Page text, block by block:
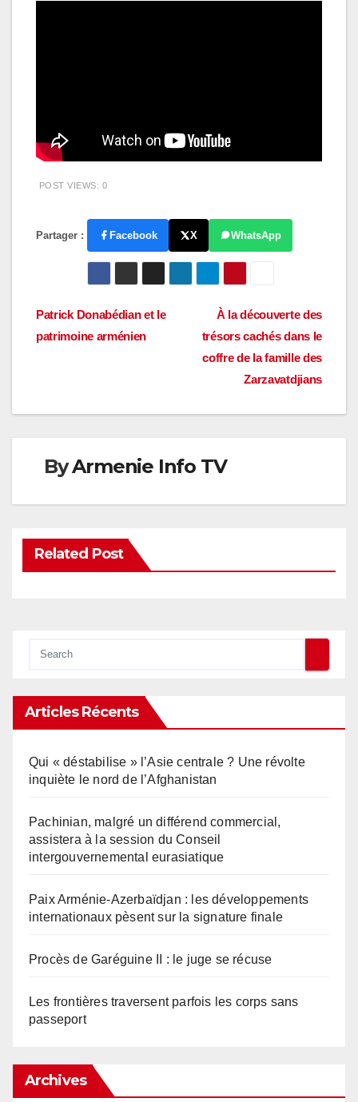
POST VIEWS: 0
Partager : Facebook X WhatsApp
Navigation
de
À la découverte des
trésors cachés dans le
coffre de la famille des
Zarzavatdjians
Patrick Donabédian et le
patrimoine arménien
ByArmenie Info TV
Related Post
Articles Récents
Qui « déstabilise » l’Asie centrale ? Une révolte
inquiète le nord de l’Afghanistan
Pachinian, malgré un différend commercial,
assistera à la session du Conseil
intergouvernemental eurasiatique
Paix Arménie-Azerbaïdjan : les développements
internationaux pèsent sur la signature finale
Procès de Garéguine II : le juge se récuse
Les frontières traversent parfois les corps sans
passeport
Archives